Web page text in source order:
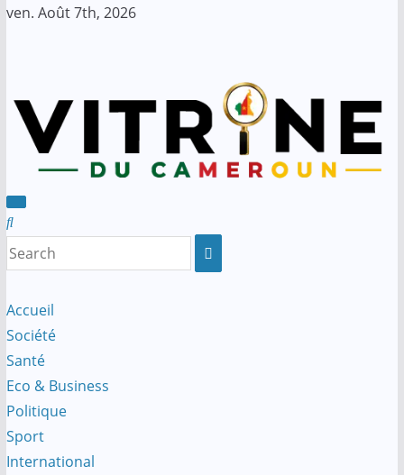
Skip
ven. Août 7th, 2026
Accueil
Société
Santé
Eco & Business
Politique
Sport
International